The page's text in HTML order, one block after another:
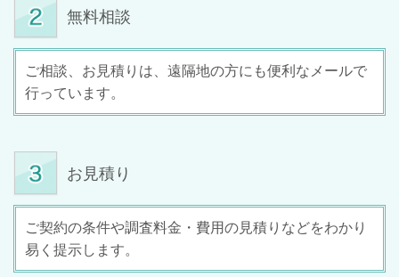
無料相談
ご相談、お見積りは、遠隔地の方にも便利なメールで
行っています。
お見積り
ご契約の条件や調査料金・費用の見積りなどをわかり
易く提示します。